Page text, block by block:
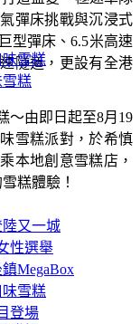
彈床挑戰與沉浸式
型彈床、6.5米高速
隧道，更設有全港
糕
～由即日起至8月19
雪糕派對，於希慎
本地創意雪糕店，
糕體驗！